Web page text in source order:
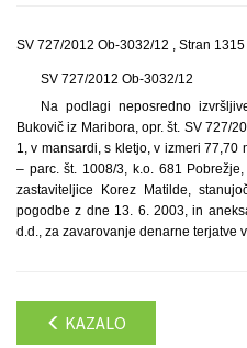
SV 727/2012 Ob-3032/12 , Stran 1315
SV 727/2012 Ob-3032/12
Na podlagi neposredno
Bukovič iz Maribora, opr. št. SV 727/
1, v mansardi, s kletjo, v izmeri 77,70
– parc. št. 1008/3, k.o. 681
zastaviteljice Korez Matilde,
pogodbe z dne 13. 6. 2003, in
d.d., za zavarovanje denarne terjatve
KAZALO